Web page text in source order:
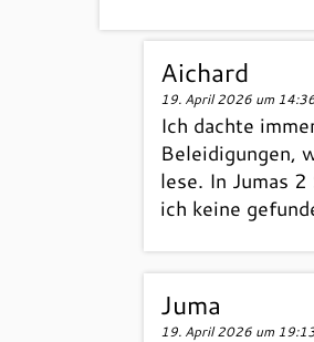
Aichard
19. April 2026 um
Ich dachte
Beleidigungen,
lese. In Jumas 2
ich keine
Juma
19. April 2026 um